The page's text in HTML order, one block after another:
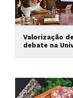
Valorização
debate na